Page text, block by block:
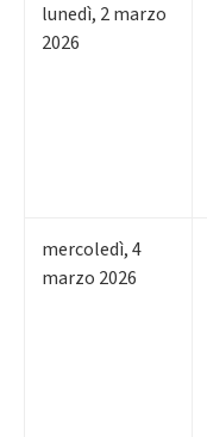
lunedì, 2marzo
2026
mercoledì,4
marzo 2026